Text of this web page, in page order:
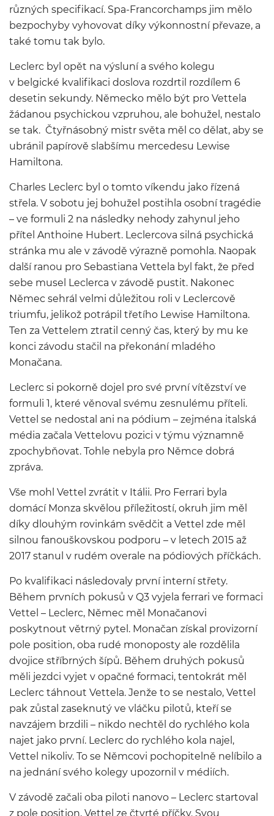
různých specifikací. Spa-Francorchamps jim mělo
bezpochyby vyhovovat díky výkonnostní převaze, a
také tomu tak bylo.
Leclerc byl opět na výsluní a svého kolegu
v belgické kvalifikaci doslova rozdrtil rozdílem 6
desetin sekundy. Německo mělo být pro Vettela
žádanou psychickou vzpruhou, ale bohužel, nestalo
se tak. Čtyřnásobný mistr světa měl co dělat, aby se
ubránil papírově slabšímu mercedesu Lewise
Hamiltona.
Charles Leclerc byl o tomto víkendu jako řízená
střela. V sobotu jej bohužel postihla osobní tragédie
– ve formuli 2 na následky nehody zahynul jeho
přítel Anthoine Hubert. Leclercova silná psychická
stránka mu ale v závodě výrazně pomohla. Naopak
další ranou pro Sebastiana Vettela byl fakt, že před
sebe musel Leclerca v závodě pustit. Nakonec
Němec sehrál velmi důležitou roli v Leclercově
triumfu, jelikož potrápil třetího Lewise Hamiltona.
Ten za Vettelem ztratil cenný čas, který by mu ke
konci závodu stačil na překonání mladého
Monačana.
Leclerc si pokorně dojel pro své první vítězství ve
formuli 1, které věnoval svému zesnulému příteli.
Vettel se nedostal ani na pódium – zejména italská
média začala Vettelovu pozici v týmu významně
zpochybňovat. Tohle nebyla pro Němce dobrá
zpráva.
Vše mohl Vettel zvrátit v Itálii. Pro Ferrari byla
domácí Monza skvělou příležitostí, okruh jim měl
díky dlouhým rovinkám svědčit a Vettel zde měl
silnou fanouškovskou podporu – v letech 2015 až
2017 stanul v rudém overale na pódiových příčkách.
Po kvalifikaci následovaly první interní střety.
Během prvních pokusů v Q3 vyjela ferrari ve formaci
Vettel – Leclerc, Němec měl Monačanovi
poskytnout větrný pytel. Monačan získal provizorní
pole position, oba rudé monoposty ale rozdělila
dvojice stříbrných šípů. Během druhých pokusů
měli jezdci vyjet v opačné formaci, tentokrát měl
Leclerc táhnout Vettela. Jenže to se nestalo, Vettel
pak zůstal zaseknutý ve vláčku pilotů, kteří se
navzájem brzdili – nikdo nechtěl do rychlého kola
najet jako první. Leclerc do rychlého kola najel,
Vettel nikoliv. To se Němcovi pochopitelně nelíbilo a
na jednání svého kolegy upozornil v médiích.
V závodě začali oba piloti nanovo – Leclerc startoval
z pole position, Vettel ze čtvrté příčky. Svou